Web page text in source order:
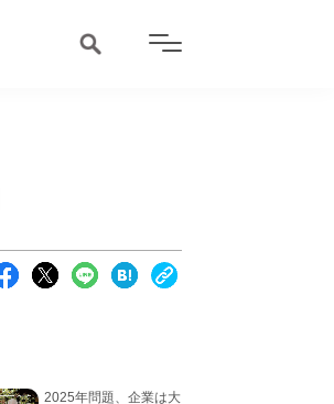
2025年問題、企業は大